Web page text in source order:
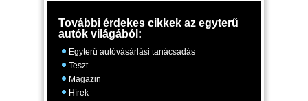
További érdekes cikkek az egyterű
autók világából:
Egyterű autóvásárlási tanácsadás
Teszt
Magazin
Hírek